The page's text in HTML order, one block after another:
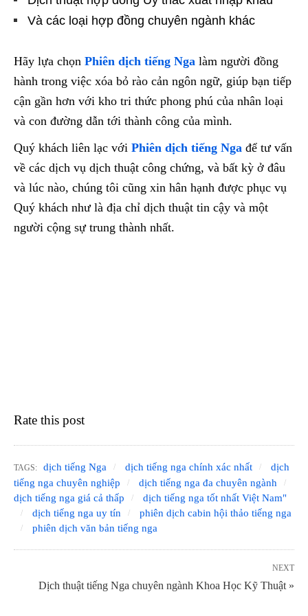
Và các loại hợp đồng chuyên ngành khác
Hãy lựa chọn Phiên dịch tiếng Nga làm người đồng
hành trong việc xóa bỏ rào cản ngôn ngữ, giúp bạn tiếp
cận gần hơn với kho tri thức phong phú của nhân loại
và con đường dẫn tới thành công của mình.
Quý khách liên lạc với Phiên dịch tiếng Nga để tư vấn
về các dịch vụ dịch thuật công chứng, và bất kỳ ở đâu
và lúc nào, chúng tôi cũng xin hân hạnh được phục vụ
Quý khách như là địa chỉ dịch thuật tin cậy và một
người cộng sự trung thành nhất.
Rate this post
TAGS: dịch tiếng Nga dịch tiếng nga chính xác nhất
dịch
tiếng nga chuyên nghiệp
dịch tiếng nga đa chuyên ngành
dịch tiếng nga giá cả thấp
dịch tiếng nga tốt nhất Việt Nam"
dịch tiếng nga uy tín
phiên dịch cabin hội thảo tiếng nga
phiên dịch văn bản tiếng nga
NEXT
Dịch thuật tiếng Nga chuyên ngành Khoa Học Kỹ Thuật »